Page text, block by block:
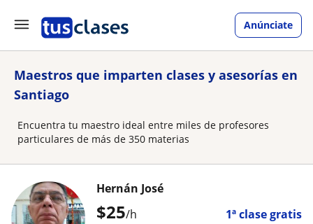
Anúnciate
Maestros que imparten clases y asesorías en
Santiago
Encuentra tu maestro ideal entre miles de profesores
particulares de más de 350 materias
$25/h 1ª clase gratis
Hernán José